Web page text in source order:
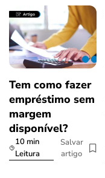
Tem como fazer
empréstimo sem
margem
disponível?
10 min
Leitura
Salvar
artigo